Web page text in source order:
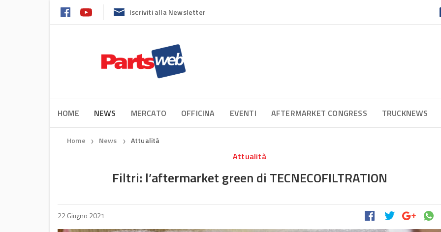
Iscriviti alla Newsletter
HOME NEWS MERCATO OFFICINA EVENTI AFTERMARKET CONGRESS TRUCKNEWS
Home ❯ News ❯ Attualità
Attualità
Filtri: l’aftermarket green di TECNECOFILTRATION
22 Giugno 2021